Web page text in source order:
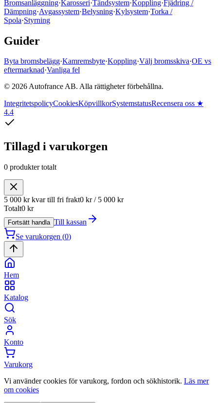
Bromsanläggning·Karosseri·Tändsystem·Koppling·Fjädring /
Dämpning·Avgassystem·Belysning·Kylsystem·Torka /
Spola·Styrning
Guider
Byta bromsbelägg·Kamremsbyte·Koppling·Välj bromsskiva·OE vs
eftermarknad·Vanliga fel
© 2026 Autofrance AB. Alla rättigheter förbehållna.
IntegritetspolicyCookiesKöpvillkorSystemstatusRecensera oss ★
4.4
Tillagd i varukorgen
0 produktertotalt
5 000 krkvar till fri frakt0 kr/ 5 000 kr
Totalt0 kr
Fortsätt handla Till kassan
Se varukorgen (0)
Hem
Katalog
Sök
Konto
Varukorg
Vi använder cookies för varukorg, fordon och sökhistorik. Läs mer
om cookies